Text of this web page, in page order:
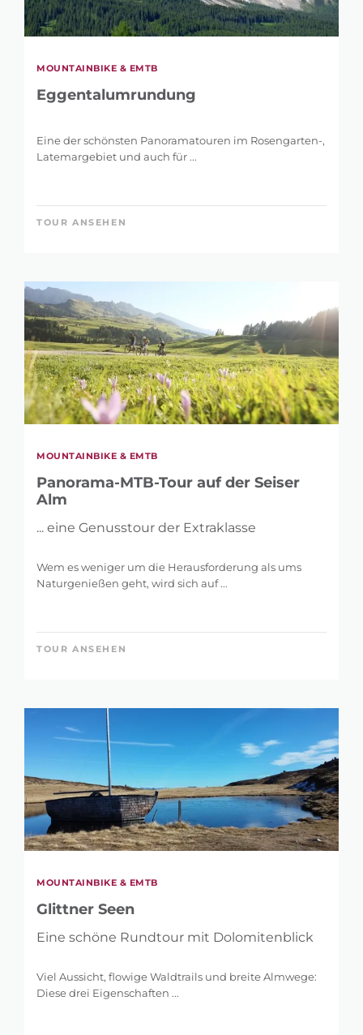
MOUNTAINBIKE & EMTB
Eggentalumrundung
Eine der schönsten Panoramatouren im Rosengarten-,
Latemargebiet und auch für ...
TOUR ANSEHEN
MOUNTAINBIKE & EMTB
Panorama-MTB-Tour auf der Seiser
Alm
... eine Genusstour der Extraklasse
Wem es weniger um die Herausforderung als ums
Naturgenießen geht, wird sich auf ...
TOUR ANSEHEN
MOUNTAINBIKE & EMTB
Glittner Seen
Eine schöne Rundtour mit Dolomitenblick
Viel Aussicht, flowige Waldtrails und breite Almwege:
Diese drei Eigenschaften ...